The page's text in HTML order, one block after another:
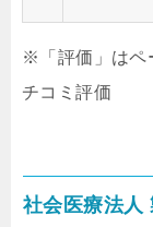
※「評価」はペ
チコミ評価
社会医療法人